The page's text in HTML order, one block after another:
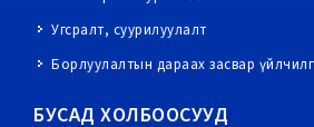
Угсралт, суурилуулалт
Борлуулалтын дараах засвар
БУСАД ХОЛБООСУУД